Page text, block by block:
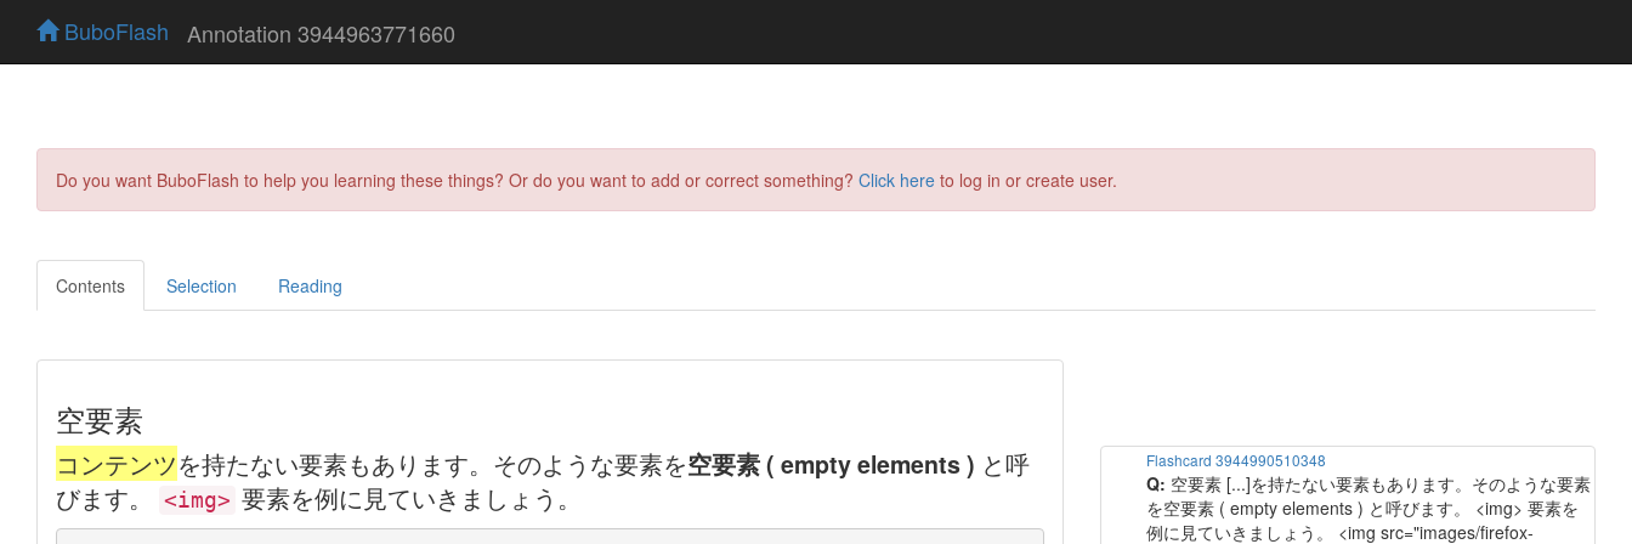
BuboFlash Annotation 3944963771660
Do you want BuboFlash to help you learning these things? Or do you want to add or correct something? Click here to log in or create user.
Contents Selection Reading
Flashcard 3944990510348
Q: 空要素 [...]を持たない要素もあります。そのような要素
を空要素 ( empty elements ) と呼びます。 <img> 要素を
例に見ていきましょう。 <img src="images/firefox-